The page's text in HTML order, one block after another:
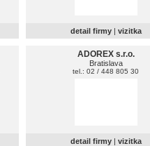
detail firmy | vizitka
ADOREX s.r.o.
Bratislava
tel.: 02 / 448 805 30
detail firmy | vizitka